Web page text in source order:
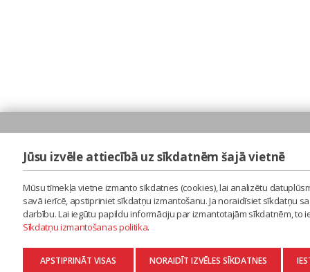
Jūsu izvēle attiecībā uz sīkdatnēm šajā vietnē
Mūsu tīmekļa vietne izmanto sīkdatnes (cookies), lai analizētu
savā ierīcē, apstipriniet sīkdatņu izmantošanu. Ja noraidīsiet sīkdatņu
darbību. Lai iegūtu papildu informāciju par izmantotajām sīkdatnēm,
Sīkdatņu izmantošanas politika.
APSTIPRINĀT VISAS NORAIDĪT IZVĒLES SĪKDATNES